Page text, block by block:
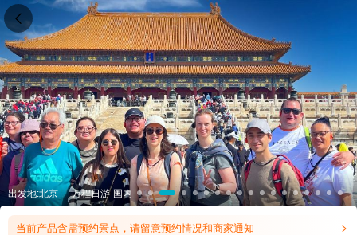
出发地:北京 万程日游-国内
当前产品含需预约景点，请留意预约情况和商家通知 
